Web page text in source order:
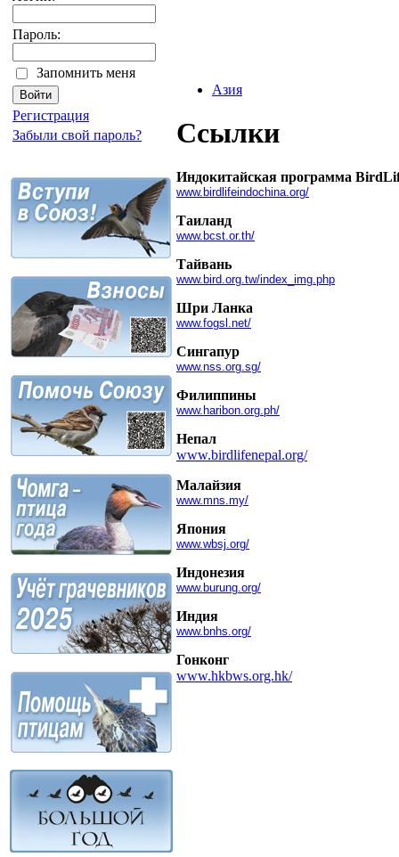
Пароль:
Запомнить меня
Регистрация
Забыли свой пароль?
Азия
Ссылки
Индокитайская программа
www.birdlifeindochina.org/
Таиланд
www.bcst.or.th/
Тайвань
www.bird.org.tw/index_img.php
Шри Ланка
www.fogsl.net/
Сингапур
www.nss.org.sg/
Филиппины
www.haribon.org.ph/
Непал
www.birdlifenepal.org/
Малайзия
www.mns.my/
Япония
www.wbsj.org/
Индонезия
www.burung.org/
Индия
www.bnhs.org/
Гонконг
www.hkbws.org.hk/